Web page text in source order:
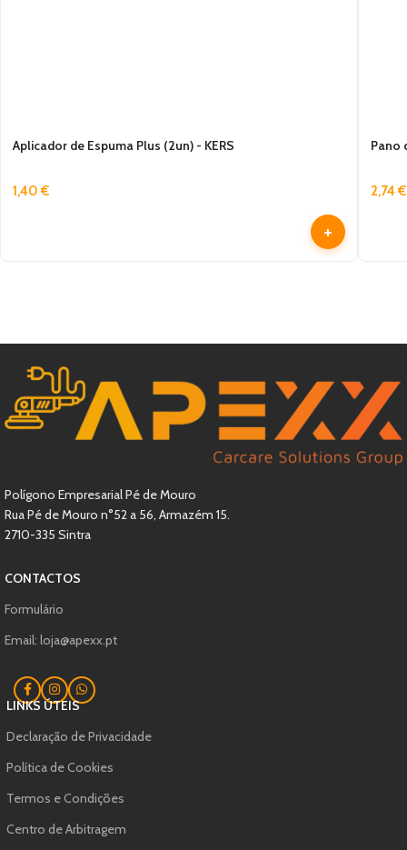
Aplicador de Espuma Plus (2un) - KERS
1,40€
+
Pano
2,74€
Polígono Empresarial Pé de Mouro
Rua Pé de Mouro n°52 a 56, Armazém 15.
2710-335 Sintra
CONTACTOS
Formulário
Email: loja@apexx.pt
LINKS ÚTEIS
Declaração de Privacidade
Política de Cookies
Termos e Condições
Centro de Arbitragem